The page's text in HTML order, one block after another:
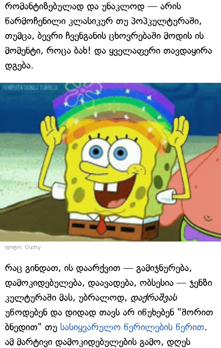
რომანტიზებულად და უნაკლოდ — არის
წარმოჩენილი კლასიკურ თუ პოპკულტურაში,
თუმცა, ბევრი ჩვენგანის ცხოვრებაში მოდის ის
მომენტი, როცა ბახ! და ყველაფერი თავდაყირა
დგება.
ფოტო: Giphy
რაც გინდათ, ის დაარქვით — გამიჯნურება,
დამოკიდებულება, დაავადება, ობსესია — ჯენზი
კულტურაში მას, უბრალოდ, დაქრაშვას
უწოდებენ და დიდად თავს არ იწუხებენ "შორით
ბნედით" თუ სასიყვარულო წერილების წერით.
ამ მარტივი დამოკიდებულების გამო, დღეს